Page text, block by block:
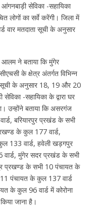
सेविका -सहायिका
लोगों का सर्वे करेंगी। जिला में
वार मतदाता सूची के अनुसार
ने बताया कि मुंगेर
के क्षेत्र अंतर्गत विभिन्न
सूची के अनुसार 18, 19 और 20
-सहायिका के द्वारा घर
उन्होंने बताया कि असरगंज
बरियारपुर प्रखंड के सभी
के कुल 177 वार्ड,
133 वार्ड, हवेली खड़गपुर
मुंगेर सदर प्रखंड के सभी
प्रखण्ड के सभी 10 पंचायत के
पंचायत के कुल 137 वार्ड
के कुल 96 वार्ड में कोरोना
जाना है।